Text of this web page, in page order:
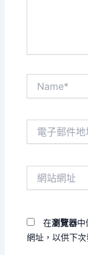
在瀏覽器中
網址，以供下次